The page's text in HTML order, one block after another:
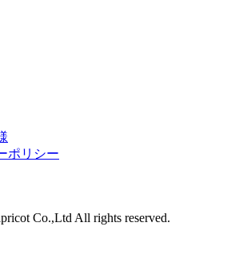
ポリシー
Co.,Ltd All rights reserved.